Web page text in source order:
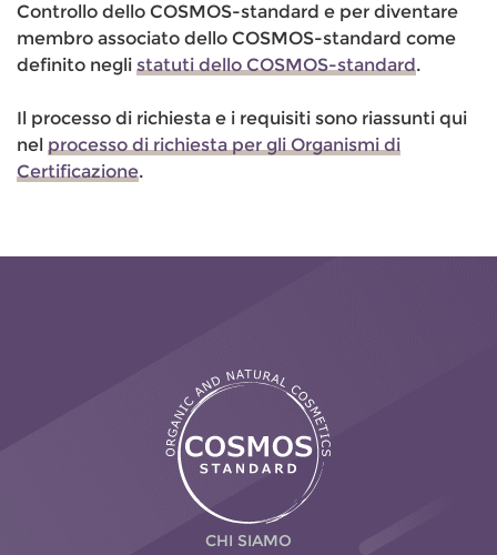
Controllo dello COSMOS-standard e per diventare
membro associato dello COSMOS-standard come
definito negli statuti dello COSMOS-standard.
Il processo di richiesta e i requisiti sono riassunti qui
nel processo di richiesta per gli Organismi di
Certificazione.
CHI SIAMO